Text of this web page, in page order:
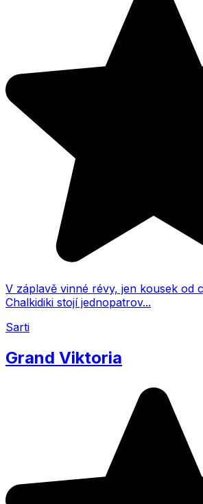
V záplavě vinné révy, jen kousek od
Chalkidiki stojí jednopatrov...
Sarti
Grand Viktoria